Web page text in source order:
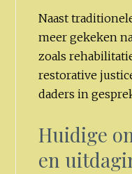
Naast
meer gekeken
zoals
restorative
daders in
Huidige
en